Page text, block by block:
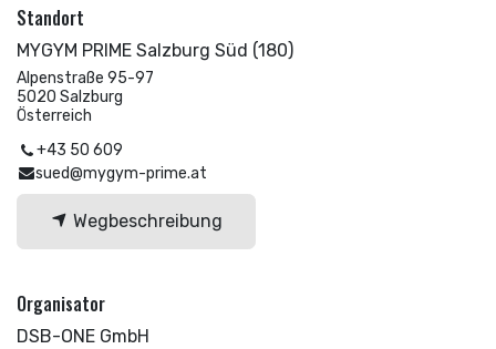
Standort
MYGYM PRIME Salzburg Süd (180)
Alpenstraße 95-97
5020 Salzburg
Österreich
+43 50 609
sued@mygym-prime.at
Wegbeschreibung
Organisator
DSB-ONE GmbH